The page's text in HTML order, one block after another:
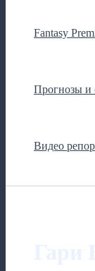
Fantasy
Прогнозы и
Видео